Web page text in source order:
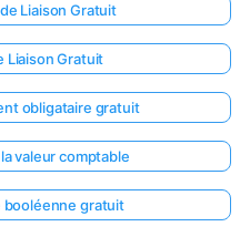
Liaison Gratuit
Liaison Gratuit
obligataire gratuit
valeur comptable
booléenne gratuit